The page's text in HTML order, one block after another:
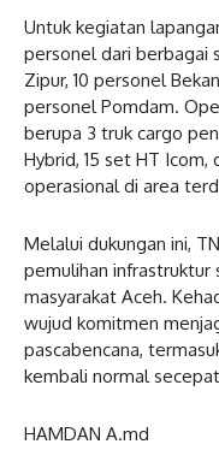
Untuk kegiatan
personel dari berbagai
Zipur, 10 personel
personel Pomdam.
berupa 3 truk cargo
Hybrid, 15 set HT Icom,
operasional di area
Melalui dukungan ini,
pemulihan infrastruktur
masyarakat Aceh.
wujud komitmen
pascabencana,
kembali normal
HAMDAN A.md